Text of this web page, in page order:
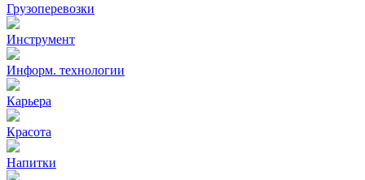
Грузоперевозки
Инструмент
Информ. технологии
Карьера
Красота
Напитки